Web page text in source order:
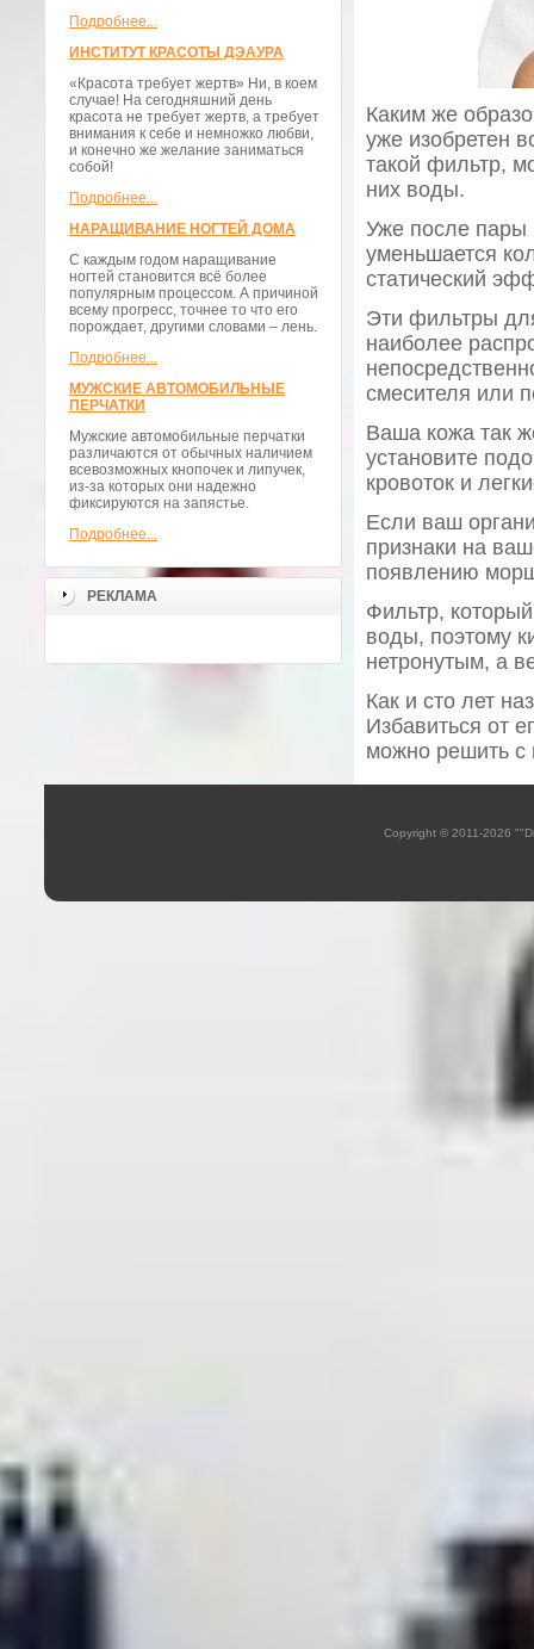
Подробнее...
ИНСТИТУТ КРАСОТЫ ДЭАУРА
«Красота требует жертв» Ни, в коем
случае! На сегодняшний день
красота не требует жертв, а требует
внимания к себе и немножко любви,
и конечно же желание заниматься
собой!
Подробнее...
НАРАЩИВАНИЕ НОГТЕЙ ДОМА
С каждым годом наращивание
ногтей становится всё более
популярным процессом. А причиной
всему прогресс, точнее то что его
порождает, другими словами – лень.
Подробнее...
МУЖСКИЕ АВТОМОБИЛЬНЫЕ
ПЕРЧАТКИ
Мужские автомобильные перчатки
различаются от обычных наличием
всевозможных кнопочек и липучек,
из-за которых они надежно
фиксируются на запястье.
Подробнее...
РЕКЛАМА
Каким же
уже изобретен
такой фильтр,
них воды.
Уже после пары
уменьшается
статический
Эти фильтры
наиболее
смесителя или
Ваша кожа так
установите
кровоток и
Если ваш
признаки на
появлению
Фильтр,
воды, поэтому
нетронутым, а
Как и сто лет
Избавиться от
можно решить
Copyright © 2011-2026